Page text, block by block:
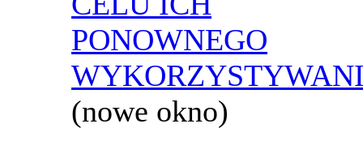
PONOWNEGO
(nowe okno)